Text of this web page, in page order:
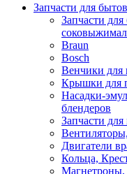
Запчасти для
Запчасти
Braun
Bosch
Венчики для
Крышки для
Насадки-
блендеров
Запчасти
Двигатели
Кольца,